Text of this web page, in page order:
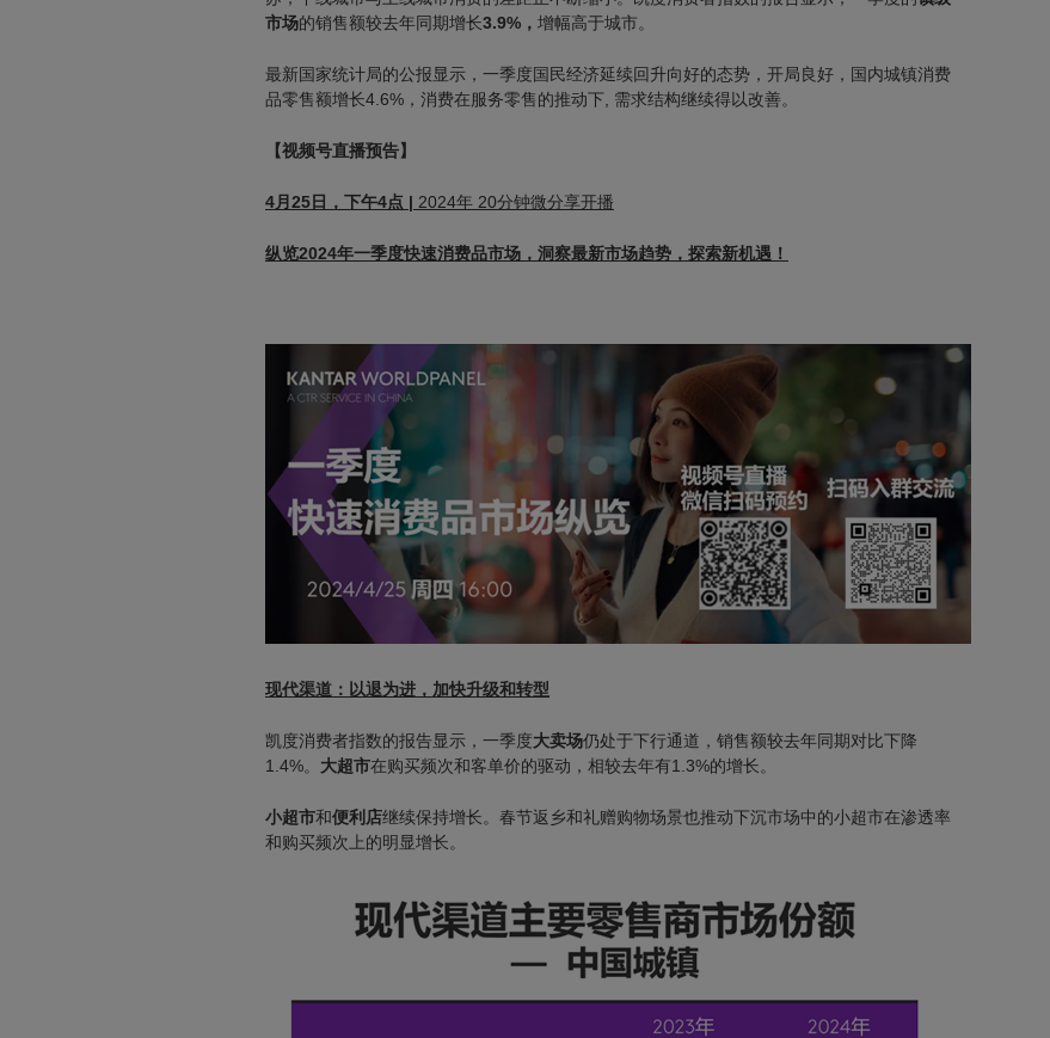
市场的销售额较去年同期增长3.9%， 增幅高于城市。
最新国家统计局的公报显示，一季度国民经济延续回升向好的态势，开局良好，国内城镇消费
品零售额增长4.6%，消费在服务零售的推动下, 需求结构继续得以改善。
【视频号直播预告】
4月25日，下午4点 | 2024年 20分钟微分享开播
纵览2024年一季度快速消费品市场，洞察最新市场趋势，探索新机遇！
现代渠道： 以退为进，加快升级和转型
凯度消费者指数的报告显示，一季度大卖场仍处于下行通道，销售额较去年同期对比下降
1.4%。 大超市在购买频次和客单价的驱动，相较去年有1.3%的增长。
小超市和便利店继续保持增长。春节返乡和礼赠购物场景也推动下沉市场中的小超市在渗透率
和购买频次上的明显增长。